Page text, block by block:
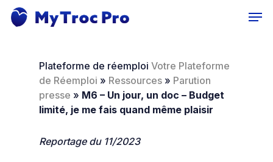
Skip
Plateforme de réemploi Votre Plateforme
de Réemploi » Ressources » Parution
presse » M6 – Un jour, un doc – Budget
limité, je me fais quand même plaisir
Reportage du 11/2023